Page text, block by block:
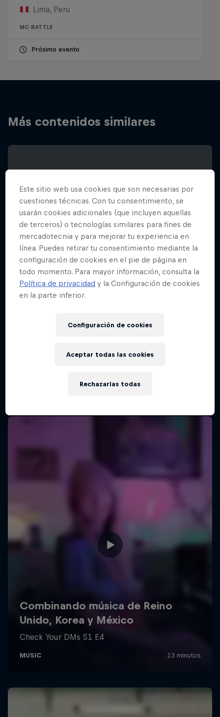
Lima, Peru
MC BATTLE
Próximo evento
Más contenidos similares
Red Bull Batalla Final Torneo de Plazas
Este sitio web usa cookies que son necesarias por
cuestiones técnicas. Con tu consentimiento, se
usarán cookies adicionales (que incluyen aquellas
de terceros) o tecnologías similares para fines de
mercadotecnia y para mejorar tu experiencia en
línea. Puedes retirar tu consentimiento mediante la
configuración de cookies en el pie de página en
todo momento. Para mayor información, consulta la
Política de privacidad y la Configuración de cookies
en la parte inferior.
Configuración de cookies
Rechazarlas todas
Aceptar todas las cookies